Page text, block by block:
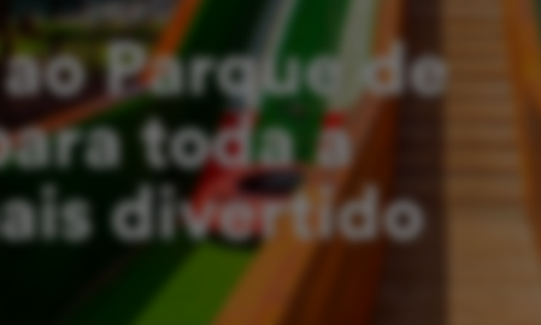
Parque de
toda a
divertido